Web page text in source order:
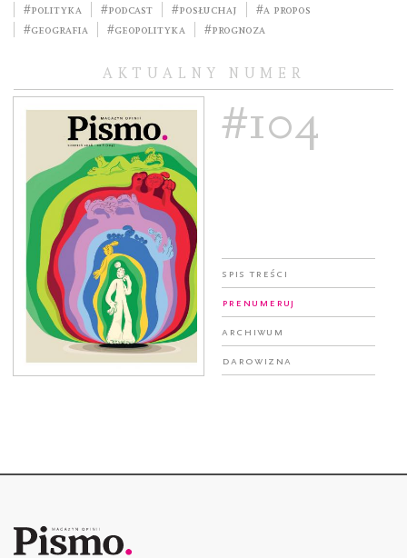
#polityka #podcast #posłuchaj
#a propos
#geografia
#geopolityka #prognoza
AKTUALNY NUMER
#104
Spis treści
Prenumeruj
Archiwum
Darowizna